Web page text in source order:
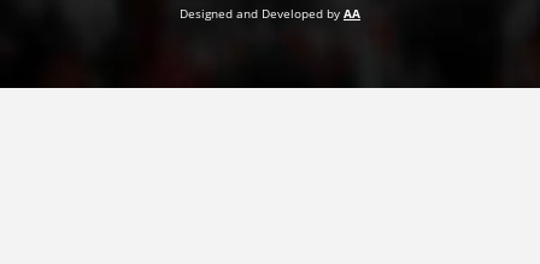
Designed and Developed by AA